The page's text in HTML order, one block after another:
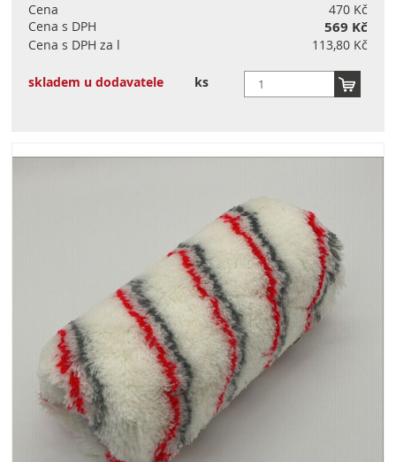
Cena
470 Kč
Cena s DPH
569 Kč
Cena s DPH za l 113,80 Kč
skladem u dodavatele ks